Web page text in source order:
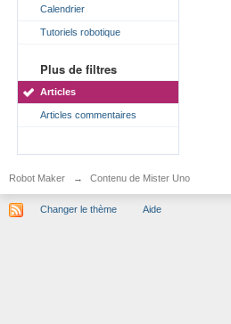
Calendrier
Tutoriels robotique
Plus de filtres
Articles
Articles commentaires
Robot Maker → Contenu de Mister Uno
Changer le thème Aide